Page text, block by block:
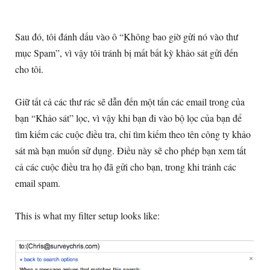
Sau đó, tôi đánh dấu vào ô “Không bao giờ gửi nó vào thư
mục Spam”, vì vậy tôi tránh bị mất bất kỳ khảo sát gửi đến
cho tôi.
Giữ tất cả các thư rác sẽ dẫn đến một tấn các email trong của
bạn “Khảo sát” lọc, vì vậy khi bạn đi vào bộ lọc của bạn để
tìm kiếm các cuộc điều tra, chỉ tìm kiếm theo tên công ty khảo
sát mà bạn muốn sử dụng. Điều này sẽ cho phép bạn xem tất
cả các cuộc điều tra họ đã gửi cho bạn, trong khi tránh các
email spam.
This is what my filter setup looks like: